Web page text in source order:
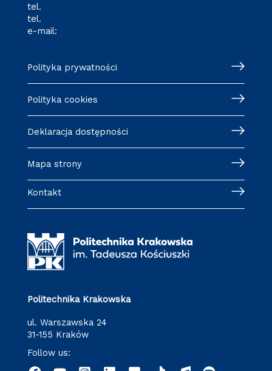
tel.
tel.
e-mail:
Polityka prywatności
Polityka cookies
Deklaracja dostępności
Mapa strony
Kontakt
Politechnika Krakowska
ul. Warszawska 24
31-155 Kraków
Follow us: